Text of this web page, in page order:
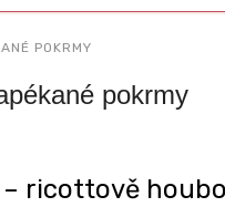
POKRMY
pokrmy
ricottově